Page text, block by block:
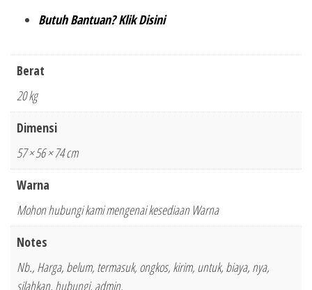
Butuh Bantuan? Klik Disini
Berat
20 kg
Dimensi
57 × 56 × 74 cm
Warna
Mohon hubungi kami mengenai kesediaan Warna
Notes
Nb., Harga, belum, termasuk, ongkos, kirim, untuk, biaya, nya,
silahkan, hubungi, admin.